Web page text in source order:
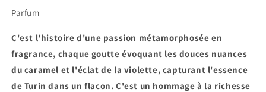
Parfum
C'est l'histoire d'une passion métamorphosée en
fragrance, chaque goutte évoquant les douces nuances
du caramel et l'éclat de la violette, capturant l'essence
de Turin dans un flacon. C'est un hommage à la richesse